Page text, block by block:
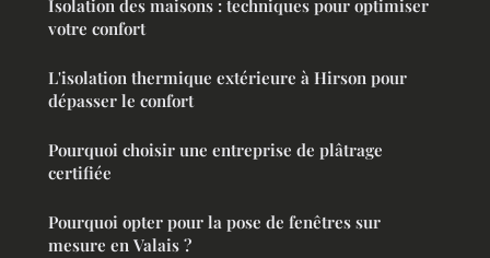
Isolation des maisons : techniques pour optimiser
votre confort
L'isolation thermique extérieure à Hirson pour
dépasser le confort
Pourquoi choisir une entreprise de plâtrage
certifiée
Pourquoi opter pour la pose de fenêtres sur
mesure en Valais ?